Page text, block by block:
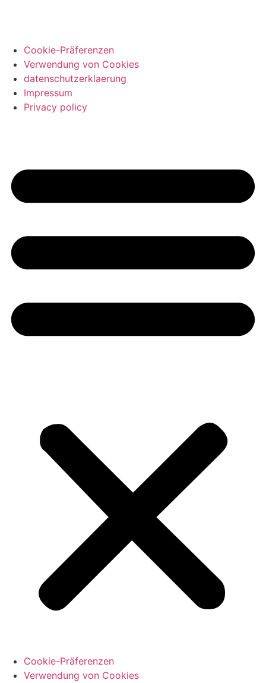
Cookie-Präferenzen
Verwendung von Cookies
datenschutzerklaerung
Impressum
Privacy policy
Cookie-Präferenzen
Verwendung von Cookies